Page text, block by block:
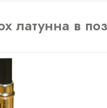
латунна в